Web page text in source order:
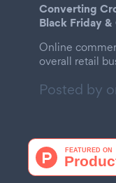
Converting
Black Friday
Online
overall retail
Posted by